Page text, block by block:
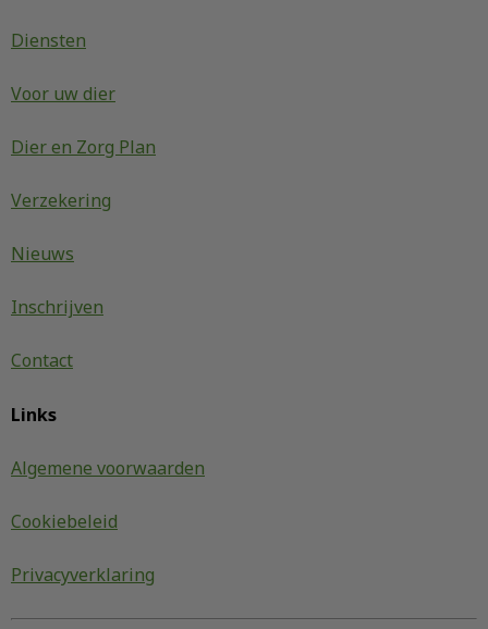
Diensten
Voor uw dier
Dier en Zorg Plan
Verzekering
Nieuws
Inschrijven
Contact
Links
Algemene voorwaarden
Cookiebeleid
Privacyverklaring